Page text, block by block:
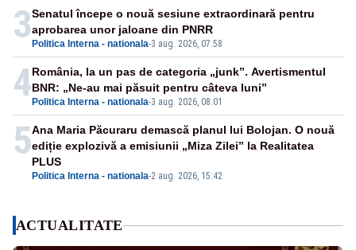
3 Politica Interna - nationala-3 aug. 2026, 07:58
Senatul începe o nouă sesiune extraordinară pentru
aprobarea unor jaloane din PNRR
4 Politica Interna - nationala-3 aug. 2026, 08:01
România, la un pas de categoria „junk”. Avertismentul
BNR: „Ne-au mai păsuit pentru câteva luni”
5
Politica Interna - nationala-2 aug. 2026, 15:42
Ana Maria Păcuraru demască planul lui Bolojan. O nouă
ediție explozivă a emisiunii „Miza Zilei” la Realitatea
PLUS
ACTUALITATE